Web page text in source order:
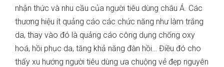
nhận thức và nhu cầu của người tiêu dùng châu Á. Các
thương hiệu ít quảng cáo các chức năng như làm trắng
da, thay vào đó là quảng cáo công dụng chống oxy
hoá, hồi phục da, tăng khả năng đàn hồi… Điều đó cho
thấy xu hướng người tiêu dùng ưa chuộng vẻ đẹp nguyên